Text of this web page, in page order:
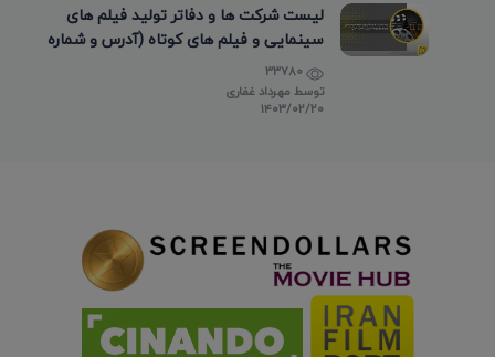
لیست شرکت ها و دفاتر تولید فیلم های
سینمایی و فیلم های کوتاه (آدرس و شماره
تماس)
توسط مهرداد غفاری
۱۴۰۳/۰۲/۲۰